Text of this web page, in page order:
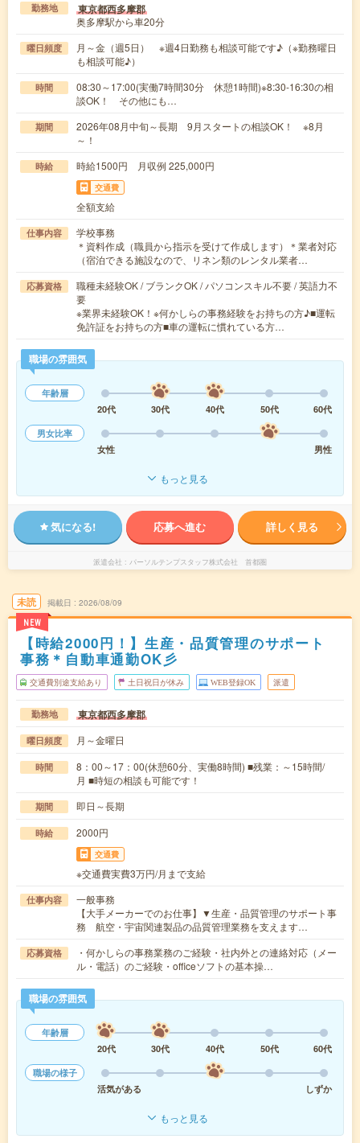
勤務地 東京都西多摩郡
奥多摩駅から車20分
曜日頻度
月～金（週5日） ※週4日勤務も相談可能です♪（※勤務曜日
も相談可能♪）
時間
08:30～17:00(実働7時間30分 休憩1時間)※8:30-16:30の相
談OK！ その他にも…
期間
2026年08月中旬～長期 9月スタートの相談OK！ ※8月
～！
時給 時給1500円 月収例 225,000円
交通費
全額支給
仕事内容
学校事務
＊資料作成（職員から指示を受けて作成します）＊業者対応
（宿泊できる施設なので、リネン類のレンタル業者…
応募資格
職種未経験OK / ブランクOK / パソコンスキル不要 / 英語力不
要
※業界未経験OK！※何かしらの事務経験をお持ちの方♪■運転
免許証をお持ちの方■車の運転に慣れている方…
職場の雰囲気
年齢層
20代
30代 40代 50代
60代
男女比率
女性
男性
もっと見る
気になる! 応募へ進む 詳しく見る
派遣会社 パーソルテンプスタッフ株式会社 首都圏
未読
NEW
掲載日 2026/08/09
【時給2000円！】生産・品質管理のサポート
事務＊自動車通勤OK彡
交通費別途支給あり 土日祝日が休み WEB登録OK 派遣
勤務地 東京都西多摩郡
曜日頻度 月～金曜日
時間
8：00～17：00(休憩60分、実働8時間) ■残業：～15時間/
月 ■時短の相談も可能です！
期間 即日～長期
時給 2000円
交通費
※交通費実費3万円/月まで支給
仕事内容
一般事務
【大手メーカーでのお仕事】▼生産・品質管理のサポート事
務 航空・宇宙関連製品の品質管理業務を支えます…
応募資格
・何かしらの事務業務のご経験・社内外との連絡対応（メー
ル・電話）のご経験・officeソフトの基本操…
職場の雰囲気
年齢層
20代
30代 40代 50代
60代
職場の様子
活気がある
しずか
もっと見る